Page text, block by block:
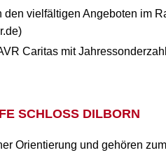
den vielfältigen Angeboten im
Caritas mit
SCHLOSS DILBORN
Orientierung und gehören zum